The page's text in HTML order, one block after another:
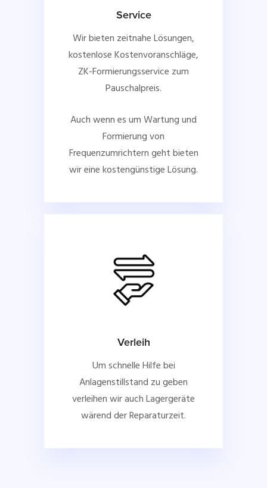
Service
Wir bieten zeitnahe Lösungen,
kostenlose Kostenvoranschläge,
ZK-Formierungsservice zum
Pauschalpreis.
Auch wenn es um Wartung und
Formierung von
Frequenzumrichtern geht bieten
wir eine kostengünstige Lösung.
Verleih
Um schnelle Hilfe bei
Anlagenstillstand zu geben
verleihen wir auch Lagergeräte
wärend der Reparaturzeit.